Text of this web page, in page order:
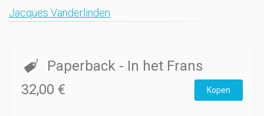
Jacques Vanderlinden
Paperback - In het Frans
32,00 €
Kopen